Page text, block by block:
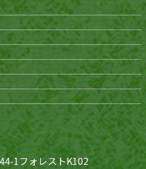
1フォレストK102